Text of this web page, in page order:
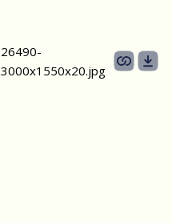
26490-
3000х1550х20.jpg